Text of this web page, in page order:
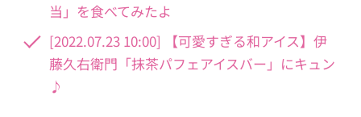
当」を食べてみたよ
[2022.07.23 10:00] 【可愛すぎる和アイス】伊
藤久右衛門「抹茶パフェアイスバー」にキュン
♪